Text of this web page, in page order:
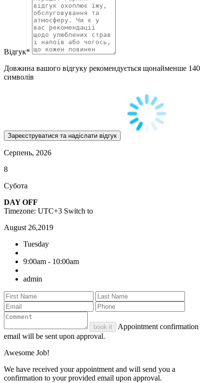
Відгук*
Довжина вашого відгуку рекомендується щонайменше 140
символів
Серпень, 2026
8
Субота
DAY OFF
Timezone: UTC+3 Switch to
August 26,2019
Tuesday
9:00am - 10:00am
admin
book it
Appointment confirmation
email will be sent upon approval.
Awesome Job!
We have received your appointment and will send you a
confirmation to your provided email upon approval.